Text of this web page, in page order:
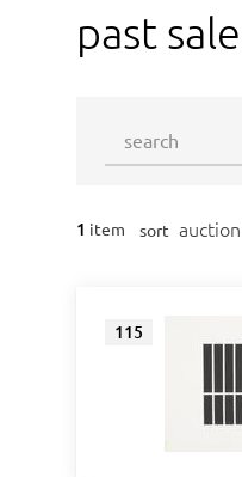
past
1 item sort
115